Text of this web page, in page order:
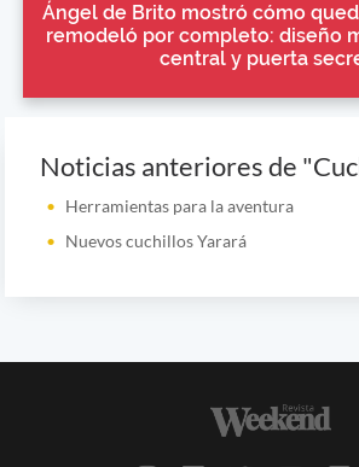
Ángel de Brito mostró cómo
remodeló por completo: diseño
central y puerta
Noticias anteriores de
Herramientas para la aventura
Nuevos cuchillos Yarará